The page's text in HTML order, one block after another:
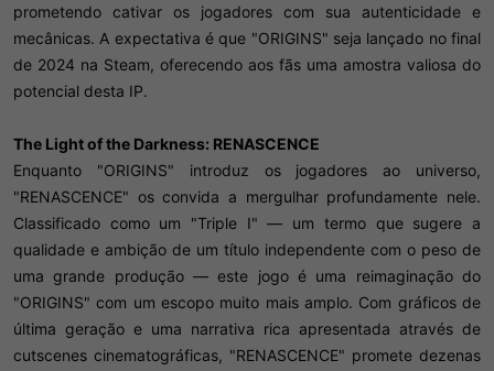
prometendo cativar os jogadores com sua autenticidade e
mecânicas. A expectativa é que "ORIGINS" seja lançado no final
de 2024 na Steam, oferecendo aos fãs uma amostra valiosa do
potencial desta IP.
The Light of the Darkness: RENASCENCE
Enquanto "ORIGINS" introduz os jogadores ao universo,
"RENASCENCE" os convida a mergulhar profundamente nele.
Classificado como um "Triple I" — um termo que sugere a
qualidade e ambição de um título independente com o peso de
uma grande produção — este jogo é uma reimaginação do
"ORIGINS" com um escopo muito mais amplo. Com gráficos de
última geração e uma narrativa rica apresentada através de
cutscenes cinematográficas, "RENASCENCE" promete dezenas